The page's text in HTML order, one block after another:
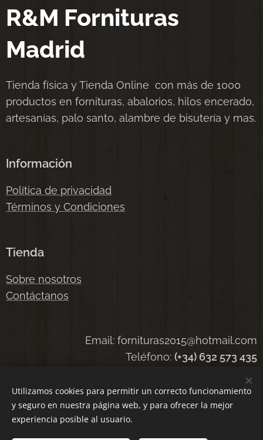
R&M Fornituras
Madrid
Tienda física y Tienda Online con más de 1000
productos en fornituras, abalorios, hilos encerado,
artesanías, palo santo, alambre de bisutería y mas.
Información
Política de privacidad
Términos y Condiciones
Tienda
Sobre nosotros
Contáctanos
Email: fornituras2015@hotmail.com
Teléfono: (+34) 632 573 435
Cookies
Utilizamos cookies para permitir un correcto funcionamiento
y seguro en nuestra página web, y para ofrecer la mejor
experiencia posible al usuario.